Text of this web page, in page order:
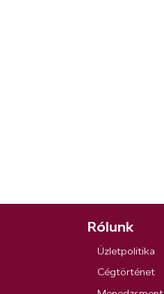
Rólunk
Üzletpolitika
Cégtörténet